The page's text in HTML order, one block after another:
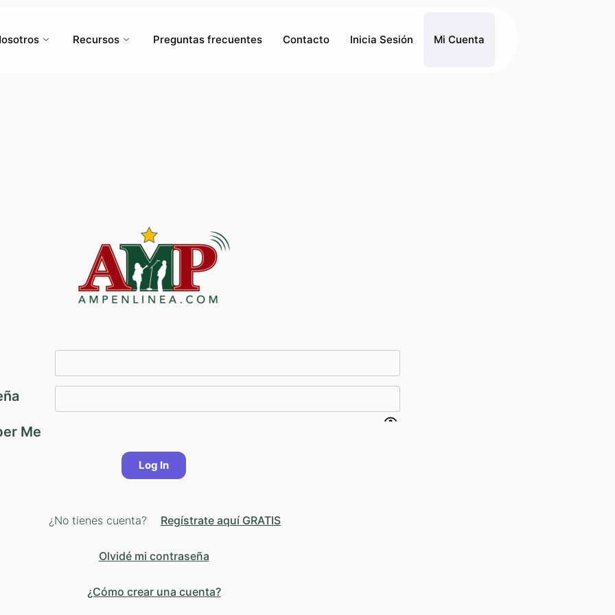
Recursos Preguntas frecuentes Contacto Inicia Sesión Mi Cuenta
Me
¿No tienes cuenta? Regístrate aquí GRATIS
Olvidé mi contraseña
¿Cómo crear una cuenta?